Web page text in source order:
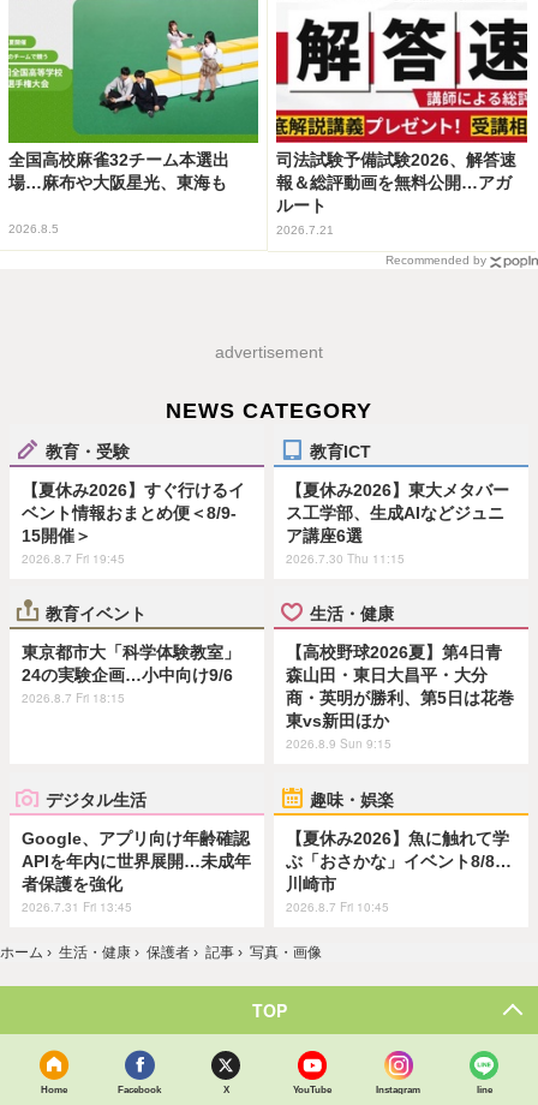
全国高校麻雀32チーム本選出
場…麻布や大阪星光、東海も
2026.8.5
司法試験予備試験2026、解答速
報＆総評動画を無料公開…アガ
ルート
2026.7.21
Recommended by
advertisement
NEWS CATEGORY
教育・受験
【夏休み2026】すぐ行けるイ
ベント情報おまとめ便＜8/9-
15開催＞
2026.8.7 Fri 19:45
教育ICT
【夏休み2026】東大メタバー
ス工学部、生成AIなどジュニ
ア講座6選
2026.7.30 Thu 11:15
教育イベント
東京都市大「科学体験教室」
24の実験企画…小中向け9/6
2026.8.7 Fri 18:15
生活・健康
【高校野球2026夏】第4日青
森山田・東日大昌平・大分
商・英明が勝利、第5日は花巻
東vs新田ほか
2026.8.9 Sun 9:15
デジタル生活
Google、アプリ向け年齢確認
APIを年内に世界展開…未成年
者保護を強化
2026.7.31 Fri 13:45
趣味・娯楽
【夏休み2026】魚に触れて学
ぶ「おさかな」イベント8/8…
川崎市
2026.8.7 Fri 10:45
ホーム › 生活・健康 › 保護者 › 記事 › 写真・画像
TOP
Home Facebook X YouTube Instagram line